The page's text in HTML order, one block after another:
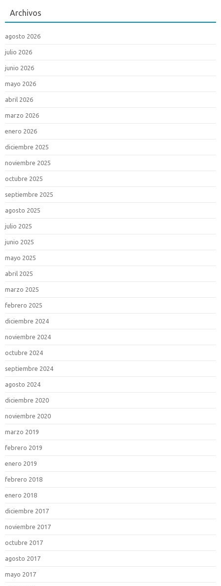
Archivos
agosto 2026
julio 2026
junio 2026
mayo 2026
abril 2026
marzo 2026
enero 2026
diciembre 2025
noviembre 2025
octubre 2025
septiembre 2025
agosto 2025
julio 2025
junio 2025
mayo 2025
abril 2025
marzo 2025
febrero 2025
diciembre 2024
noviembre 2024
octubre 2024
septiembre 2024
agosto 2024
diciembre 2020
noviembre 2020
marzo 2019
febrero 2019
enero 2019
febrero 2018
enero 2018
diciembre 2017
noviembre 2017
octubre 2017
agosto 2017
mayo 2017